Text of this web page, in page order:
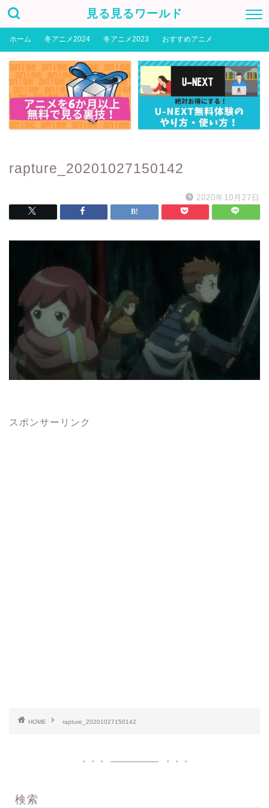
見る見るワールド
ホーム 冬アニメ2024 冬アニメ2023 おすすめアニメ
rapture_20201027150142
2020年10月27日
スポンサーリンク
HOME rapture_20201027150142
検索